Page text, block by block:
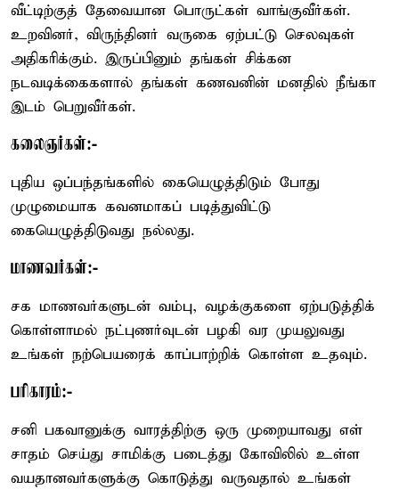
வீட்டிற்குத் தேவையான பொருட்கள் வாங்குவீர்கள்.
உறவினர், விருந்தினர் வருகை ஏற்பட்டு செலவுகள்
அதிகரிக்கும். இருப்பினும் தங்கள் சிக்கன
நடவடிக்கைகளால் தங்கள் கணவனின் மனதில் நீங்கா
இடம் பெறுவீர்கள்.
கலைஞர்கள்:-
புதிய ஒப்பந்தங்களில் கையெழுத்திடும் போது
முழுமையாக கவனமாகப் படித்துவிட்டு
கையெழுத்திடுவது நல்லது.
மாணவர்கள்:-
சக மாணவர்களுடன் வம்பு, வழக்குகளை ஏற்படுத்திக்
கொள்ளாமல் நட்புணர்வுடன் பழகி வர முயலுவது
உங்கள் நற்பெயரைக் காப்பாற்றிக் கொள்ள உதவும்.
பரிகாரம்:-
சனி பகவானுக்கு வாரத்திற்கு ஒரு முறையாவது எள்
சாதம் செய்து சாமிக்கு படைத்து கோவிலில் உள்ள
வயதானவர்களுக்கு கொடுத்து வருவதால் உங்கள்